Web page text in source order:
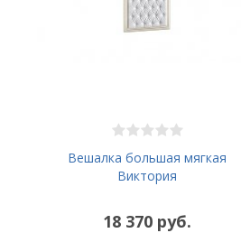
Вешалка большая мягкая
Виктория
18 370 руб.